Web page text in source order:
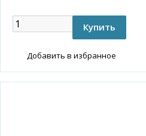
Добавить в избранное